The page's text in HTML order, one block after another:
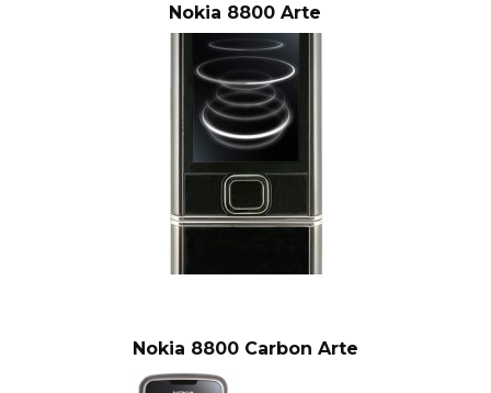
Nokia 8800 Arte
Nokia 8800 Carbon Arte